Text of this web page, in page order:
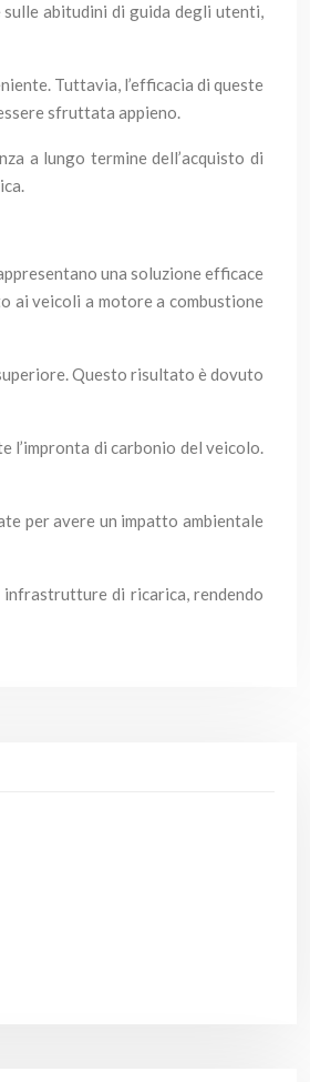
abitudini di guida degli utenti,
Tuttavia, l’efficacia di queste
sfruttata appieno.
a lungo termine dell’acquisto di
una soluzione efficace
ai veicoli a motore a combustione
Questo risultato è dovuto
l’impronta di carbonio del veicolo.
per avere un impatto ambientale
di ricarica, rendendo